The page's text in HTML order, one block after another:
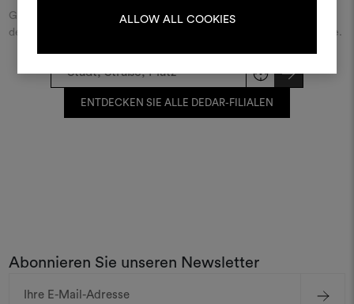
ALLOW ALL COOKIES
Geben Sie den Namen der Straße/des Platzes beziehungsweise
der Stadt ein und entdecken Sie den Dedar-Händler in Ihrer Nähe.
ENTDECKEN SIE ALLE DEDAR-FILIALEN
Abonnieren Sie unseren Newsletter
Mail-
ANMELDUNG